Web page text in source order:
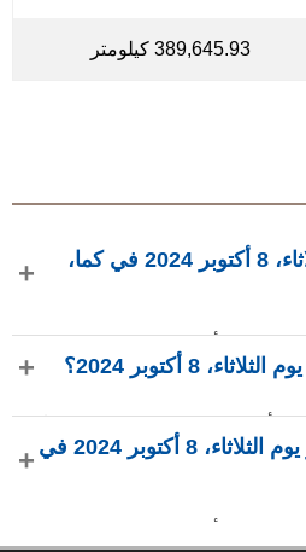
389,645.93 كيلومتر
ما هو طور القمر يوم الثلاثاء، 8 أكتوبر 2024 في كما،
تربيع أول بإضاءة 31.21%، عمره 5.57 يومًا، ويقع في كوكبة8 أكتوبر 2024؟
متى يشرق ويغرب القمر يوم الثلاثاء، 8 أكتوبر 2024 في